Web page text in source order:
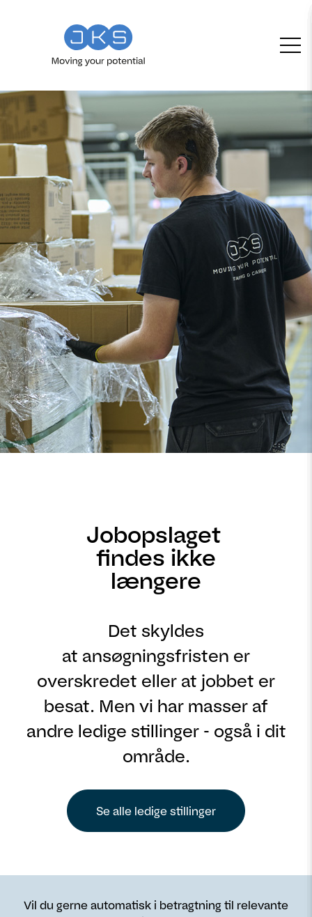
Jobopslaget
findes ikke
længere
Det skyldes
at ansøgningsfristen er
overskredet eller at jobbet er
besat. Men vi har masser af
andre ledige stillinger - også i dit
område.
Se alle ledige stillinger
Vil du gerne automatisk i betragtning til relevante